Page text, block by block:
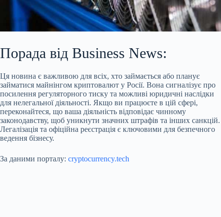
Порада від Business News:
Ця новина є важливою для всіх, хто займається або планує
займатися майнінгом криптовалют у Росії. Вона сигналізує про
посилення регуляторного тиску та можливі юридичні наслідки
для нелегальної діяльності. Якщо ви працюєте в цій сфері,
переконайтеся, що ваша діяльність відповідає чинному
законодавству, щоб уникнути значних штрафів та інших санкцій.
Легалізація та офіційна реєстрація є ключовими для безпечного
ведення бізнесу.
За даними порталу: cryptocurrency.tech